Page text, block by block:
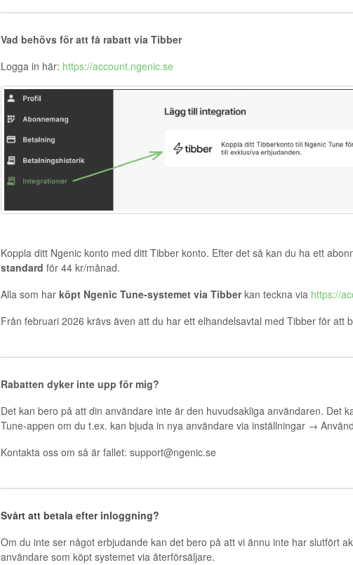
Vad behövs för att få rabatt via Tibber
Logga in här: https://account.ngenic.se
Koppla ditt Ngenic konto med ditt Tibber konto. Efter det så kan du ha ett
standard för 44 kr/månad.
Alla som har köpt Ngenic Tune-systemet via Tibberkan teckna via https://
Från februari 2026 krävs även att du har ett elhandelsavtal med Tibber för att
Rabatten dyker inte upp för mig?
Det kan bero på att din användare inte är den huvudsakliga användaren. Det
Tune-appen om du t.ex. kan bjuda in nya användare via inställningar →
Kontakta oss om så är fallet: support@ngenic.se
Svårt att betala efter inloggning?
Om du inte ser något erbjudande kan det bero på att vi ännu inte har slutfört
användare som köpt systemet via återförsäljare.